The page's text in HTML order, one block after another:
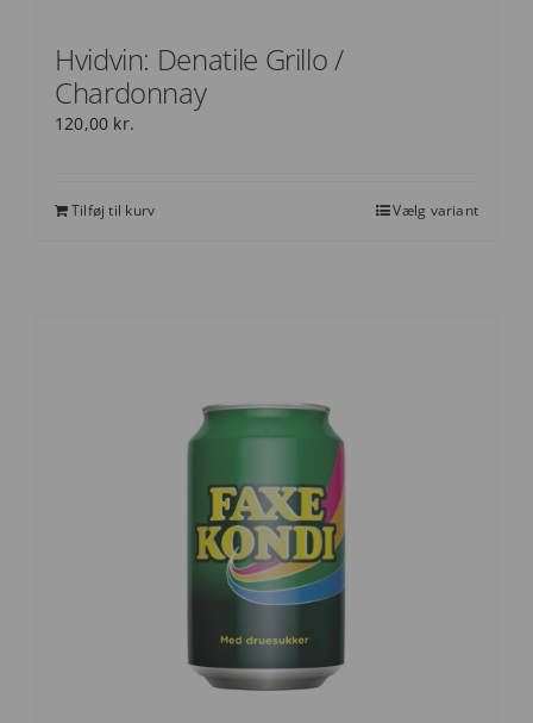
Hvidvin: Denatile Grillo /
Chardonnay
120,00 kr.
Tilføj til kurv Vælg variant